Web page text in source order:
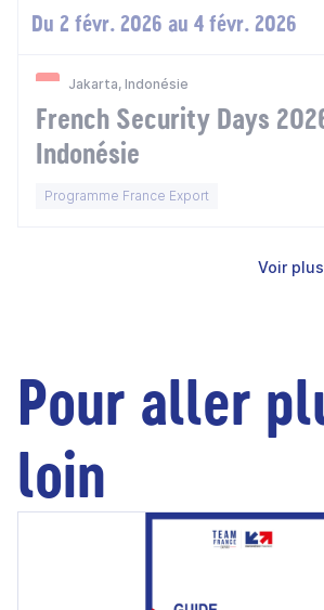
Du 2 févr. 2026 au 4 févr. 2026
Jakarta, Indonésie
French Security Days
Indonésie
Programme France Export
Voir
Pour aller
loin